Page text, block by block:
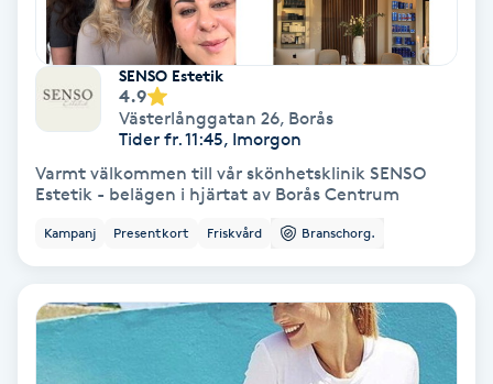
Naglar borttagning
Naglar reparation
Naprapati
Navelpiercing
Ny frisyr
SENSO Estetik
4.9
Västerlånggatan 26, Borås
Tider fr. 11:45, Imorgon
Varmt välkommen till vår skönhetsklinik SENSO
Estetik - belägen i hjärtat av Borås Centrum
Kampanj Presentkort Friskvård Branschorg.